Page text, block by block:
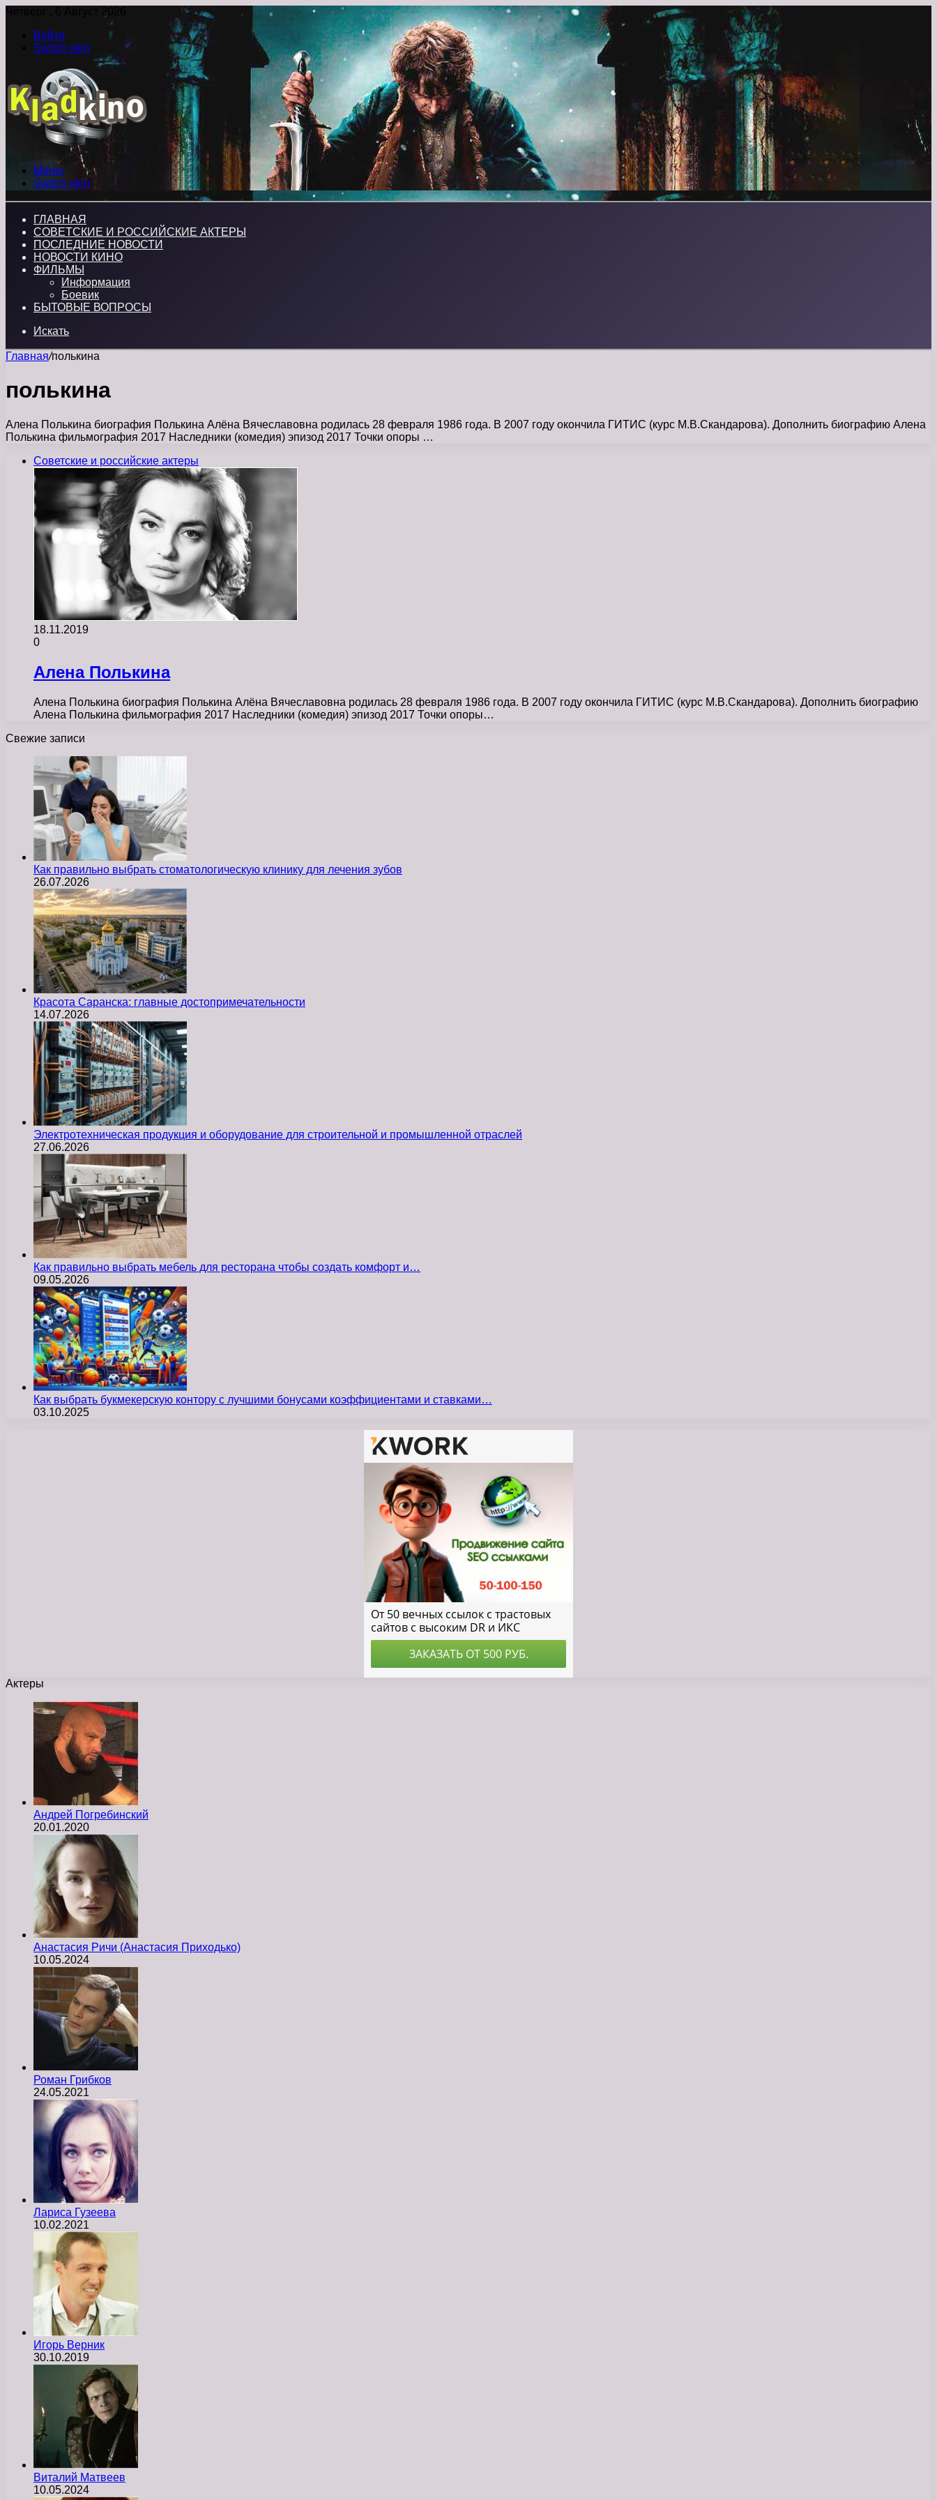
Четверг , 6 Август 2026
Войти
Switch skin
Меню
Switch skin
ГЛАВНАЯ
СОВЕТСКИЕ И РОССИЙСКИЕ АКТЕРЫ
ПОСЛЕДНИЕ НОВОСТИ
НОВОСТИ КИНО
ФИЛЬМЫ
Информация
Боевик
БЫТОВЫЕ ВОПРОСЫ
Искать
Главная/полькина
полькина
Алена Полькина биография Полькина Алёна Вячеславовна родилась 28 февраля 1986 года. В 2007 году окончила ГИТИС (курс М.В.Скандарова). Дополнить биографию Алена
Полькина фильмография 2017 Наследники (комедия) эпизод 2017 Точки опоры …
Советские и российские актеры
18.11.2019
0
Алена Полькина
Алена Полькина биография Полькина Алёна Вячеславовна родилась 28 февраля 1986 года. В 2007 году окончила ГИТИС (курс М.В.Скандарова). Дополнить биографию
Алена Полькина фильмография 2017 Наследники (комедия) эпизод 2017 Точки опоры…
Свежие записи
Как правильно выбрать стоматологическую клинику для лечения зубов
26.07.2026
Красота Саранска: главные достопримечательности
14.07.2026
Электротехническая продукция и оборудование для строительной и промышленной отраслей
27.06.2026
Как правильно выбрать мебель для ресторана чтобы создать комфорт и…
09.05.2026
Как выбрать букмекерскую контору с лучшими бонусами коэффициентами и ставками…
03.10.2025
Актеры
Андрей Погребинский
20.01.2020
Анастасия Ричи (Анастасия Приходько)
10.05.2024
Роман Грибков
24.05.2021
Лариса Гузеева
10.02.2021
Игорь Верник
30.10.2019
Виталий Матвеев
10.05.2024